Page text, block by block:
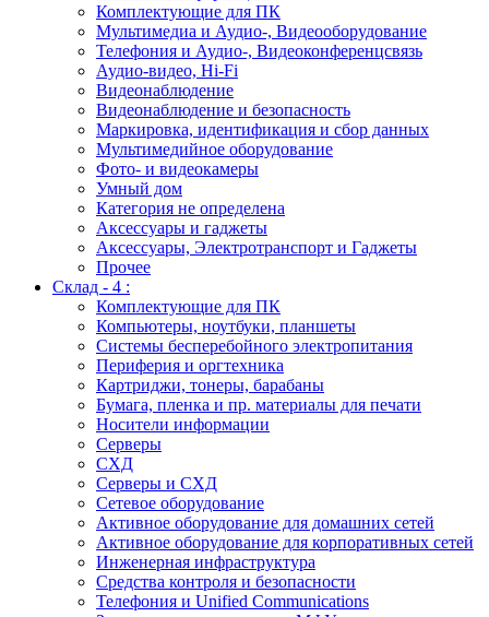
Комплектующие для ПК
Мультимедиа и Аудио-, Видеооборудование
Телефония и Аудио-, Видеоконференцсвязь
Аудио-видео, Hi-Fi
Видеонаблюдение
Видеонаблюдение и безопасность
Маркировка, идентификация и сбор данных
Мультимедийное оборудование
Фото- и видеокамеры
Умный дом
Категория не определена
Аксессуары и гаджеты
Аксессуары, Электротранспорт и Гаджеты
Прочее
Склад - 4 :
Комплектующие для ПК
Компьютеры, ноутбуки, планшеты
Системы бесперебойного электропитания
Периферия и оргтехника
Картриджи, тонеры, барабаны
Бумага, пленка и пр. материалы для печати
Носители информации
Серверы
СХД
Серверы и СХД
Сетевое оборудование
Активное оборудование для домашних сетей
Активное оборудование для корпоративных сетей
Инженерная инфраструктура
Средства контроля и безопасности
Телефония и Unified Communications